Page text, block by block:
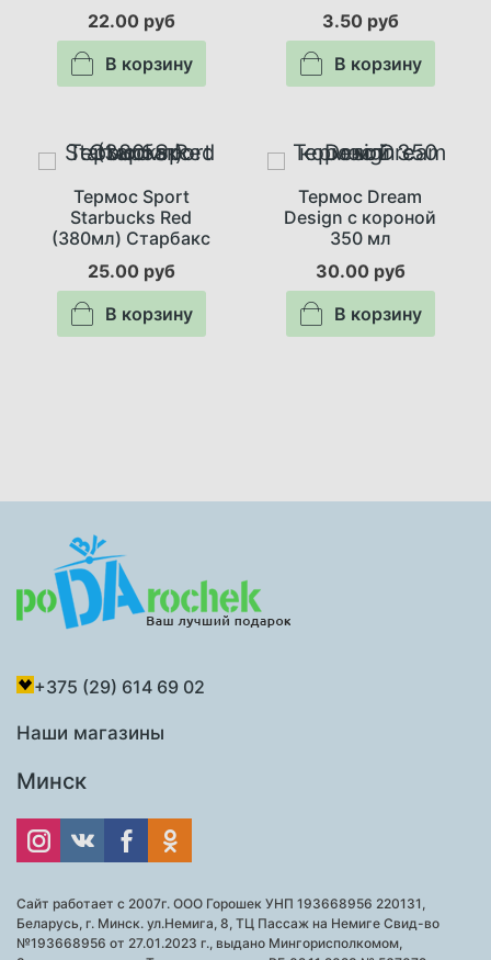
22.00 руб
В корзину
3.50 руб
В корзину
Термос Sport
Starbucks Red
(380мл) Старбакс
25.00 руб
В корзину
Термос Dream
Design с короной
350 мл
30.00 руб
В корзину
+375 (29) 614 69 02
Наши магазины
Минск
Сайт работает с 2007г. ООО Горошек УНП 193668956 220131,
Беларусь, г. Минск. ул.Немига, 8, ТЦ Пассаж на Немиге Свид-во
№193668956 от 27.01.2023 г., выдано Мингорисполкомом,